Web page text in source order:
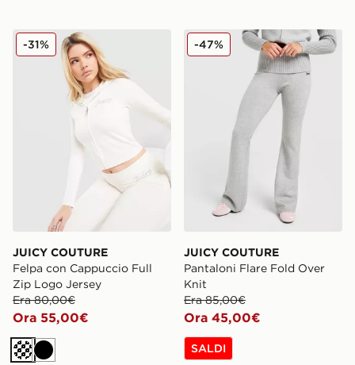
JUICY COUTURE Felpa con Cappuccio Full Zip Logo
JUICY COUTURE
Felpa con Cappuccio Full
Zip Logo Jersey
Era 80,00€
Ora 55,00€
-31%
Crema
Nero
JUICY COUTURE
JUICY COUTURE
Pantaloni Flare Fold Over
Knit
Era 85,00€
Ora 45,00€
-47%
SALDI